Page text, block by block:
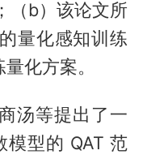
（b）该论文所
量化感知训练
化方案。
汤等提出了一
型的 QAT 范